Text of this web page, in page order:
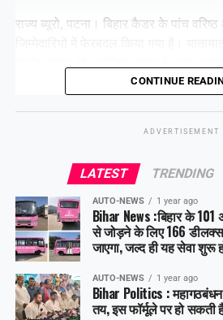
राज्य ब्यूरो, पटना। बिहार कैडर के पांच
Facebook X
Like this:
CONTINUE
ADVERTISEMENT
LATEST TRENDING
AUTO-NEWS 1 year ago
Bihar News :बिहार के
से जोड़ने के लिए 166
जाएगा, जल्द ही यह सेवा शुरू
AUTO-NEWS 1 year ago
Bihar Politics :
तय, इस फॉर्मूले पर हो सकती